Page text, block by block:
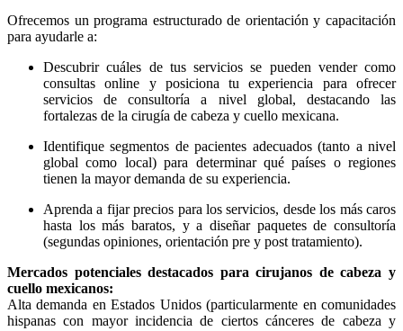
Ofrecemos un programa estructurado de orientación y capacitación
para ayudarle a:
Descubrir cuáles de tus servicios se pueden vender como
consultas online y posiciona tu experiencia para ofrecer
servicios de consultoría a nivel global, destacando las
fortalezas de la cirugía de cabeza y cuello mexicana.
Identifique segmentos de pacientes adecuados (tanto a nivel
global como local) para determinar qué países o regiones
tienen la mayor demanda de su experiencia.
Aprenda a fijar precios para los servicios, desde los más caros
hasta los más baratos, y a diseñar paquetes de consultoría
(segundas opiniones, orientación pre y post tratamiento).
Mercados potenciales destacados para cirujanos de cabeza y
cuello mexicanos:
Alta demanda en Estados Unidos (particularmente en comunidades
hispanas con mayor incidencia de ciertos cánceres de cabeza y